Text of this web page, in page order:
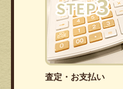
査定・お支払い